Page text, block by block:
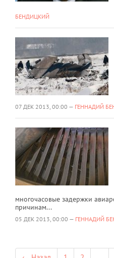
БЕНДИЦКИЙ
07 ДЕК 2013, 00:00 — ГЕННАДИЙ
многочасовые задержки
причинам...
05 ДЕК 2013, 00:00 — ГЕННАДИЙ